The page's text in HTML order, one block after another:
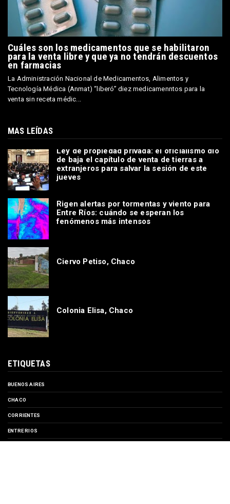
Cuáles son los medicamentos que se habilitaron
para la venta libre y que ya no tendrán descuentos
en farmacias
La Administración Nacional de Medicamentos, Alimentos y
Tecnología Médica (Anmat) “liberó” diez medicamenntos para la
venta sin receta médic...
MAS LEÍDAS
Ley de propiedad privada: el oficialismo dio
de baja el capítulo de venta de tierras a
extranjeros para salvar la sesión de este
jueves
Rigen alertas por tormentas y viento para
Entre Ríos: cuándo se esperan los
fenómenos más intensos
Ciervo Petiso, Chaco
Colonia Elisa, Chaco
ETIQUETAS
BUENOS AIRES
CHACO
CORRIENTES
ENTRE RIOS